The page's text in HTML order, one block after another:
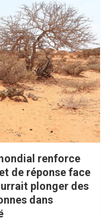
renforce
de réponse face
plonger des
dans